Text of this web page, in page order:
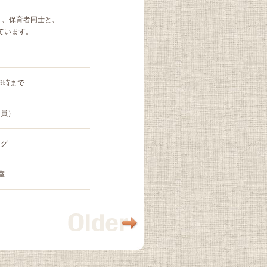
保育者同士と、
ます。
時まで
）